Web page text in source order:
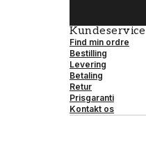
Kundeservice
Find min ordre
Bestilling
Levering
Betaling
Retur
Prisgaranti
Kontakt os